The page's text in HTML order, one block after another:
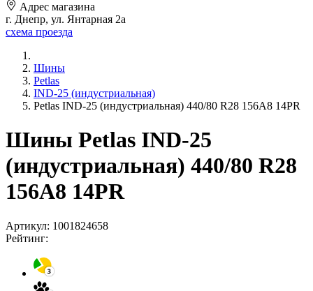
Адрес магазина
г. Днепр, ул. Янтарная 2а
схема проезда
Шины
Petlas
IND-25 (индустриальная)
Petlas IND-25 (индустриальная) 440/80 R28 156A8 14PR
Шины Petlas IND-25
(индустриальная) 440/80 R28
156A8 14PR
Артикул: 1001824658
Рейтинг: